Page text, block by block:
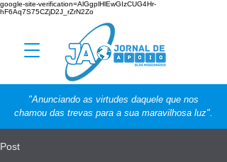
google-site-verification=AlGgplHlEwGIzCUG4Hr-
hF6Aq7S75CZjD2J_rZrN2Zo
"Anunciando as virtudes daquele que nos
chamou das trevas para a sua maravilhosa luz".
Post